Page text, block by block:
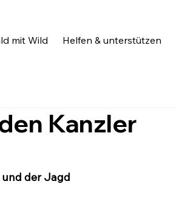
mit Wild Helfen & unterstützen
Kanzler
und der Jagd